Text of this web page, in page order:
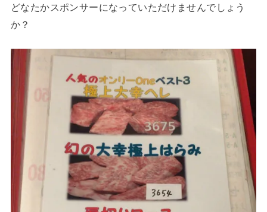
どなたかスポンサーになっていただけませんでしょう
か？